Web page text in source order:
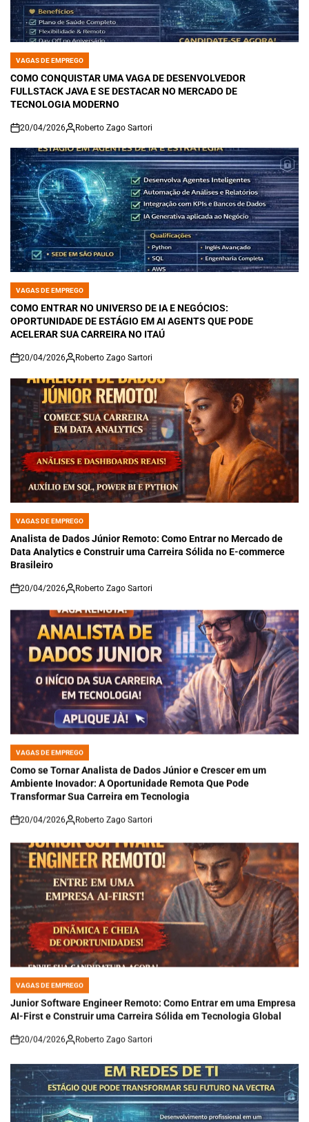
POSTED
IN
VAGAS DE EMPREGO
COMO CONQUISTAR UMA VAGA DE DESENVOLVEDOR
FULLSTACK JAVA E SE DESTACAR NO MERCADO DE
TECNOLOGIA MODERNO
on
20/04/2026 Roberto Zago Sartori
POSTED
IN
VAGAS DE EMPREGO
COMO ENTRAR NO UNIVERSO DE IA E NEGÓCIOS:
OPORTUNIDADE DE ESTÁGIO EM AI AGENTS QUE PODE
ACELERAR SUA CARREIRA NO ITAÚ
on
20/04/2026 Roberto Zago Sartori
POSTED
IN
VAGAS DE EMPREGO
Analista de Dados Júnior Remoto: Como Entrar no Mercado de
Data Analytics e Construir uma Carreira Sólida no E-commerce
Brasileiro
on
20/04/2026 Roberto Zago Sartori
POSTED
IN
VAGAS DE EMPREGO
Como se Tornar Analista de Dados Júnior e Crescer em um
Ambiente Inovador: A Oportunidade Remota Que Pode
Transformar Sua Carreira em Tecnologia
on
20/04/2026 Roberto Zago Sartori
POSTED
IN
VAGAS DE EMPREGO
Junior Software Engineer Remoto: Como Entrar em uma Empresa
AI-First e Construir uma Carreira Sólida em Tecnologia Global
on
20/04/2026 Roberto Zago Sartori